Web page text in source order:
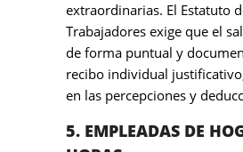
extraordinarias. El Estatuto
Trabajadores exige que el
de forma puntual y
recibo individual
en las percepciones y
5. EMPLEADAS DE